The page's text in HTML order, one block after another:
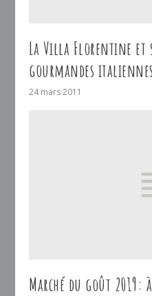
La Villa Florentine et
gourmandes
24 mars 2011
Marché du goût 2019: